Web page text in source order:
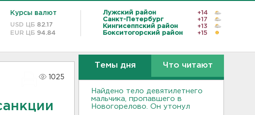
Курсы валют
USD ЦБ 82.17
EUR ЦБ 94.84
Лужский район
+14
Санкт-Петербург
+17
Кингисеппский район
+13
Бокситогорский район
+15
1025
Темы дня Что читают
Найдено тело девятилетнего
мальчика, пропавшего в
Новогорелово. Он утонул